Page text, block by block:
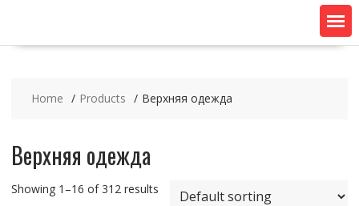
Home Products Верхняя одежда
Верхняя одежда
Showing 1–16 of 312 results